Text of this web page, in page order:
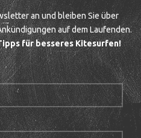
an und bleiben Sie über
auf dem Laufenden.
für besseres Kitesurfen!